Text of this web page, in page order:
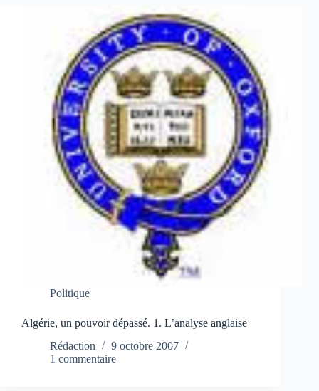
Politique
Algérie, un pouvoir dépassé. 1. L’analyse anglaise
Rédaction
9 octobre 2007
1 commentaire